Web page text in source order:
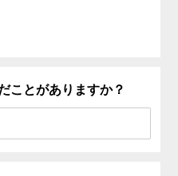
ことがありますか？